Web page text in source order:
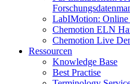
LabIMotion: Online
Chemotion ELN
Chemotion Live
Ressourcen
Knowledge Base
Best Practise